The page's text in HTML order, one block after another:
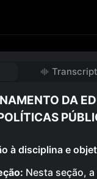
Transcript
DA
à disciplina e
Nesta seção,